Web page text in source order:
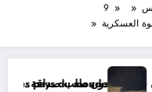
9
العسكرية
فيسبوك دون طلب صداقة
menace les pays du